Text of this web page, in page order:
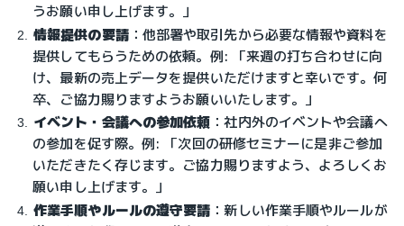
うお願い申し上げます。」
情報提供の要請：他部署や取引先から必要な情報や資料を
提供してもらうための依頼。例: 「来週の打ち合わせに向
け、最新の売上データを提供いただけますと幸いです。何
卒、ご協力賜りますようお願いいたします。」
イベント・会議への参加依頼 ：社内外のイベントや会議へ
の参加を促す際。例: 「次回の研修セミナーに是非ご参加
いただきたく存じます。ご協力賜りますよう、よろしくお
願い申し上げます。」
作業手順やルールの遵守要請 ：新しい作業手順やルールが